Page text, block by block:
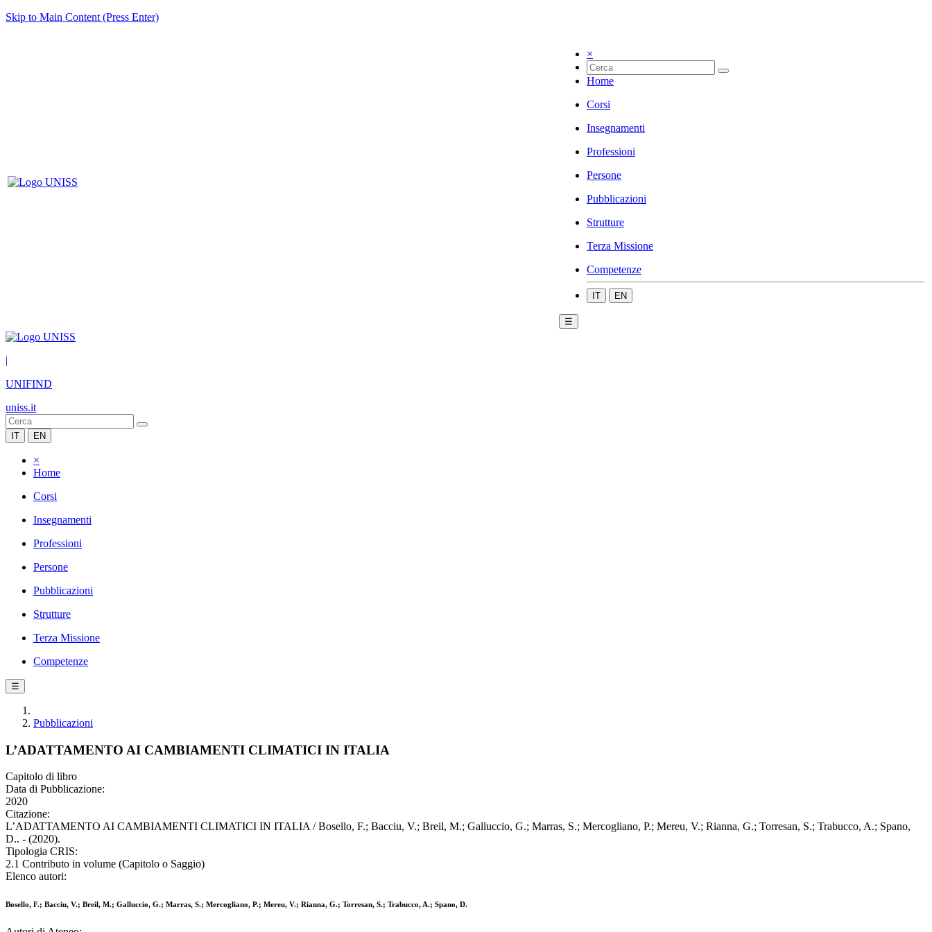
Skip to Main Content (Press Enter)
×
Home
Corsi
Insegnamenti
Professioni
Persone
Pubblicazioni
Strutture
Terza Missione
Competenze
IT EN
☰
|
UNIFIND
uniss.it
IT EN
×
Home
Corsi
Insegnamenti
Professioni
Persone
Pubblicazioni
Strutture
Terza Missione
Competenze
☰
Pubblicazioni
L’ADATTAMENTO AI CAMBIAMENTI CLIMATICI IN ITALIA
Capitolo di libro
Data di Pubblicazione:
2020
Citazione:
L’ADATTAMENTO AI CAMBIAMENTI CLIMATICI IN ITALIA / Bosello, F.; Bacciu, V.; Breil, M.; Galluccio, G.; Marras, S.; Mercogliano, P.; Mereu, V.; Rianna, G.; Torresan, S.; Trabucco, A.; Spano,
D.. - (2020).
Tipologia CRIS:
2.1 Contributo in volume (Capitolo o Saggio)
Elenco autori:
Bosello, F.; Bacciu, V.; Breil, M.; Galluccio, G.; Marras, S.; Mercogliano, P.; Mereu, V.; Rianna, G.; Torresan, S.; Trabucco, A.; Spano, D.